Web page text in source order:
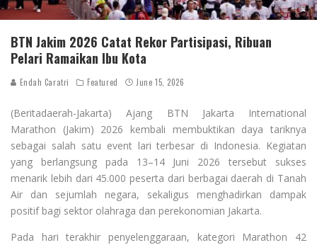
BTN Jakim 2026 Catat Rekor Partisipasi, Ribuan
Pelari Ramaikan Ibu Kota
Endah Caratri Featured June 15, 2026
(Beritadaerah-Jakarta) Ajang BTN Jakarta International
Marathon (Jakim) 2026 kembali membuktikan daya tariknya
sebagai salah satu event lari terbesar di Indonesia. Kegiatan
yang berlangsung pada 13–14 Juni 2026 tersebut sukses
menarik lebih dari 45.000 peserta dari berbagai daerah di Tanah
Air dan sejumlah negara, sekaligus menghadirkan dampak
positif bagi sektor olahraga dan perekonomian Jakarta.
Pada hari terakhir penyelenggaraan, kategori Marathon 42